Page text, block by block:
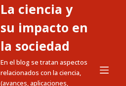
La ciencia y
su impacto en
la sociedad
En el blog se tratan aspectos
relacionados con la ciencia,
(avances, aplicaciones,